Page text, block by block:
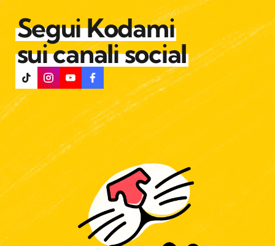
Segui Kodami
sui canali social